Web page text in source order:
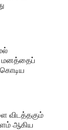
கொடிய
விடத்தகும்
ஆகிய